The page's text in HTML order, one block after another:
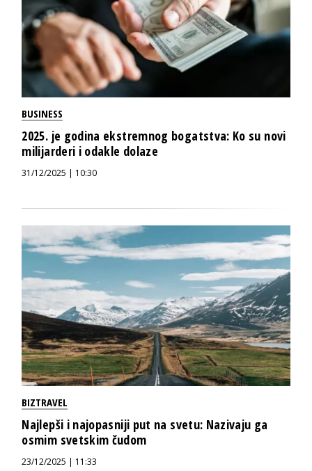
BUSINESS
2025. je godina ekstremnog bogatstva: Ko su novi
milijarderi i odakle dolaze
31/12/2025 | 10:30
BIZTRAVEL
Najlepši i najopasniji put na svetu: Nazivaju ga
osmim svetskim čudom
23/12/2025 | 11:33